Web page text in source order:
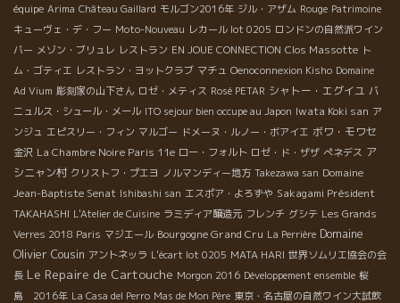
そうです。 自宅でトマトを造っているとのこと、その甘さと美味
しさに感動。 なんでも、ジャン・クロードさんの料理人のお友達
から、もしもこのトマトをランジス市場（フランス最大の市場）
に出せば、一番高い値段で買ってやるぞ！とお墨付きをもらった
そうです。 ワインだけでなく、自分の育てている農作物に対する
愛情と情熱が、料理のプロからも認められるなんてすごいです
ね！ キショウも「キャンディーみたいに甘い！」とびっくり。 思
わず顔がほころんでしまいます。 他にも、収穫が終わるとカタツ
ムリ取りに出るらしく、木曜に、収穫を一緒にした仲間とニンニ
クをきかして食べるんだといい笑顔。 雑談の間も、「日本には以
前一回だけ行って、人の優しさに感動したんだ。あと食べ物も大
好き。日本にまたいつか行ってみたい！」と熱っぽく語ってくだ
さいました。 とっても優しいジャン・クロードさん、ファンにな
ってしまいました！ ６）ローランス・エ・レミ・デュフェートル
＊Laurence et Rémi Dufaitre こちらでもすでに収穫終了。ドメ
équipe Arima Château Gaillard モルゴン2016年 ジル・アザム Rouge Patrimoine
キューヴェ・デ・フー Moto-Nouveau レカール lot 0205 ロンドンの自然派ワイン
バー メゾン・ブリュレ レストラン EN JOUE CONNECTION Clos Massotte ト
ム・ゴティエ レストラン・ヨットクラブ マチュ Oenoconnexion Kisho Domaine
Ad Vium 彫刻家の山下さん ロゼ・メティス Rosé PETAR シャトー・エグイユ バ
ニュルス・シュール・メール ITO sejour bien occupe au Japon Iwata Koki san ア
ンジュ エピスリー・フィン マルゴー ドメーヌ・ルノー・ボアイエ ボワ・モワセ
金沢 La Chambre Noire Paris 11e ロー・フォルト ロゼ・ド・ザザ ぺネデス ア
シニャン村 クリストフ・プエヨ ノルマンディー地方 Takezawa san Domaine
Jean-Baptiste Senat Ishibashi san エスポア・よろずや Sakagami Président
TAKAHASHI L'Atelier de Cuisine ラミディア醸造元 フレンチ グシテ Les Grands
Verres 2018 Paris マジエール Bourgogne Grand Cru La Perrière Domaine
Olivier Cousin アントネッラ L'écart lot 0205 MATA HARI 世界ソムリエ協会の会
長 Le Repaire de Cartouche Morgon 2016 Développement ensemble 桜
島 2016年 La Casa del Perro Mas de Mon Père 東京・名古屋の自然ワイン大試飲